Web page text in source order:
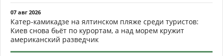
07 авг 2026
Катер-камикадзе на ялтинском пляже среди туристов:
Киев снова бьёт по курортам, а над морем кружит
американский разведчик